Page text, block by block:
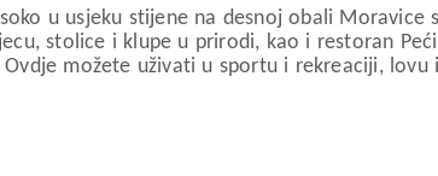
u usjeku stijene na desnoj obali Moravice
stolice i klupe u prirodi, kao i restoran
možete uživati u sportu i rekreaciji,